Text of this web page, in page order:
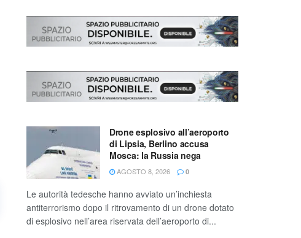
Drone esplosivo all’aeroporto
di Lipsia, Berlino accusa
Mosca: la Russia nega
AGOSTO 8, 2026 0
Le autorità tedesche hanno avviato un’inchiesta
antiterrorismo dopo il ritrovamento di un drone dotato
di esplosivo nell’area riservata dell’aeroporto di...